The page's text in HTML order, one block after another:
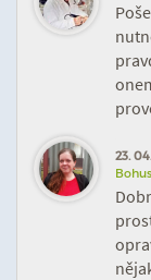
23.